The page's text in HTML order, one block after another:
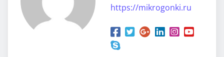
https://mikrogonki.ru